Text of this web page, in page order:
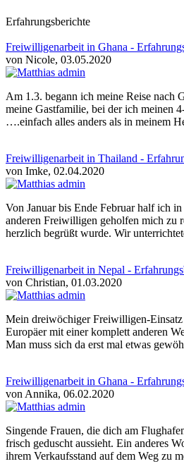
Erfahrungsberichte
Freiwilligenarbeit in Ghana -
von Nicole, 03.05.2020
Am 1.3. begann ich meine Reise nach
meine Gastfamilie, bei der ich meinen
….einfach alles anders als in meinem
Freiwilligenarbeit in Thailand -
von Imke, 02.04.2020
Von Januar bis Ende Februar half ich
anderen Freiwilligen geholfen mich zu
herzlich begrüßt wurde. Wir
Freiwilligenarbeit in Nepal -
von Christian, 01.03.2020
Mein dreiwöchiger Freiwilligen-Einsatz
Europäer mit einer komplett anderen
Man muss sich da erst mal etwas
Freiwilligenarbeit in Ghana -
von Annika, 06.02.2020
Singende Frauen, die dich am
frisch geduscht aussieht. Ein anderes
ihrem Verkaufsstand auf dem Weg zu